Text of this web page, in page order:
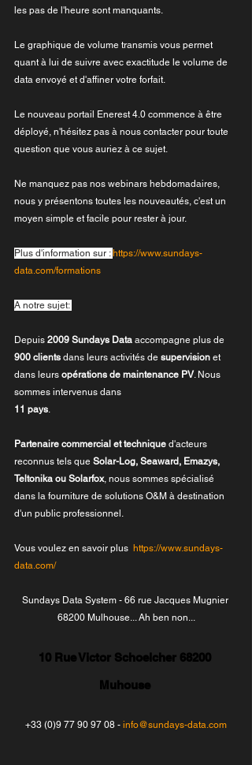
les pas de l'heure sont manquants.
Le graphique de volume transmis vous permet
quant à lui de suivre avec exactitude le volume de
data envoyé et d'affiner votre forfait.
Le nouveau portail Enerest 4.0 commence à être
déployé, n'hésitez pas à nous contacter pour toute
question que vous auriez à ce sujet.
Ne manquez pas nos webinars hebdomadaires,
nous y présentons toutes les nouveautés, c'est un
moyen simple et facile pour rester à jour.
Plus d'information sur : https://www.sundays-
data.com/formations
A notre sujet:
Depuis 2009 Sundays Data accompagne plus de
900 clients dans leurs activités de supervision et
dans leurs opérations de maintenance PV. Nous
sommes intervenus dans
11 pays
Partenaire commercial et technique d'acteurs
reconnus tels que Solar-Log, Seaward, Emazys,
Teltonika ou Solarfox, nous sommes spécialisé
dans la fourniture de solutions O&M à destination
d'un public professionnel.
Vous voulez en savoir plus https://www.sundays-
data.com/
Sundays Data System - 66 rue Jacques Mugnier
68200 Mulhouse... Ah ben non...
10 Rue Victor Schoelcher 68200
Muhouse
+33 (0)9 77 90 97 08 - info@sundays-data.com